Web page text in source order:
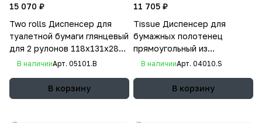
15 070 ₽
Two rolls Диспенсер для
туалетной бумаги глянцевый
для 2 рулонов 118х131х280
ммВ наличииАрт. 05101.B
В корзину
11 705 ₽
Tissue Диспенсер для
бумажных полотенец
прямоугольный из
нержавеющей стали
В наличииАрт. 04010.S
В корзину